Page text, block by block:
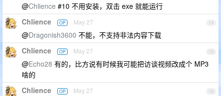
@Chlience #10 不用安装，双击 exe 就能运行
14
Chlience OP May 27
@Dragonish3600 不能，不支持非法内容下载
15
Chlience OP May 27
@Echo28 有的，比方说有时候我可能把访谈视频改成个 MP3
啥的
16
Chlience OP May 27